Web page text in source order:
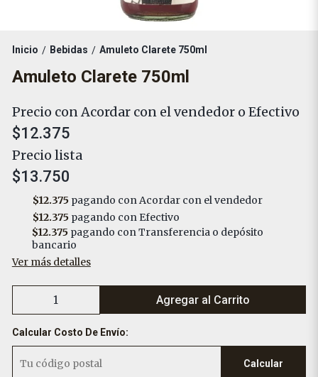
Inicio / Bebidas / Amuleto Clarete 750ml
Amuleto Clarete 750ml
Precio con Acordar con el vendedor o Efectivo
$12.375
Precio lista
$13.750
$12.375 pagando con Acordar con el vendedor
$12.375 pagando con Efectivo
$12.375 pagando con Transferencia o depósito
bancario
Ver más detalles
Agregar al Carrito
Calcular Costo De Envío:
Calcular